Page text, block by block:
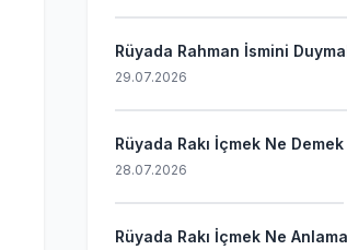
Rüyada Rahman İsmini
29.07.2026
Rüyada Rakı İçmek Ne Demek
28.07.2026
Rüyada Rakı İçmek Ne